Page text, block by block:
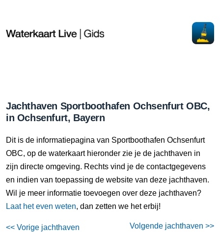
Jachthaven Sportboothafen Ochsenfurt OBC,
in Ochsenfurt, Bayern
Dit is de informatiepagina van Sportboothafen Ochsenfurt
OBC, op de waterkaart hieronder zie je de jachthaven in
zijn directe omgeving. Rechts vind je de contactgegevens
en indien van toepassing de website van deze jachthaven.
Wil je meer informatie toevoegen over deze jachthaven?
Laat het even weten, dan zetten we het erbij!
<< Vorige jachthaven Volgende jachthaven >>